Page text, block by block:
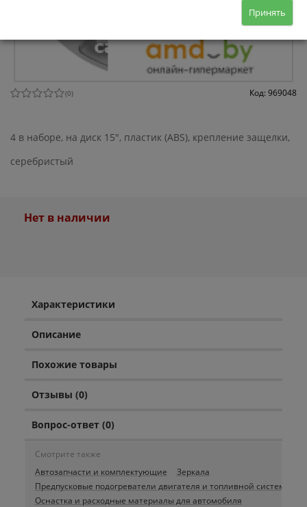
(0) Код: 969048
4 в наборе, на диск 15", пластик (ABS), крепление защелки,
серебристый
Нет в наличии
Характеристики
Описание
Похожие товары
Отзывы (0)
Вопрос-ответ (0)
Смотрите также
Автозапчасти и комплектующие
Зеркала
Предпусковые подогреватели двигателя и топливной системы
Оснастка и расходные материалы для автомобиля
Принять